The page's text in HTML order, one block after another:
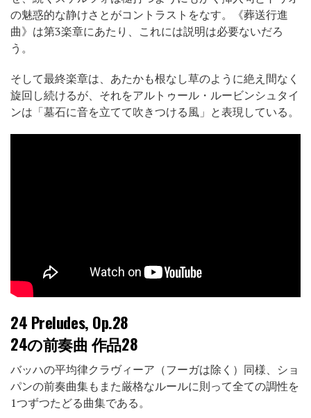
の魅惑的な静けさとがコントラストをなす。《葬送行進
曲》は第3楽章にあたり、これには説明は必要ないだろ
う。
そして最終楽章は、あたかも根なし草のように絶え間なく
旋回し続けるが、それをアルトゥール・ルービンシュタイ
ンは「墓石に音を立てて吹きつける風」と表現している。
24 Preludes, Op.28
24の前奏曲 作品28
バッハの平均律クラヴィーア（フーガは除く）同様、ショ
パンの前奏曲集もまた厳格なルールに則って全ての調性を
1つずつたどる曲集である。